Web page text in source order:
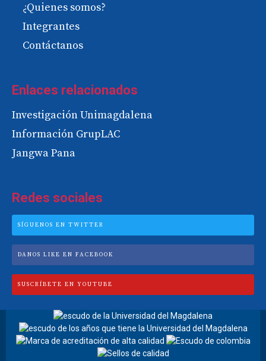
¿Quienes somos?
Integrantes
Contáctanos
Enlaces relacionados
Investigación Unimagdalena
Información GrupLAC
Jangwa Pana
Redes sociales
SÍGUENOS EN TWITTER
DANOS LIKE EN FACEBOOK
SUSCRÍBETE EN YOUTUBE